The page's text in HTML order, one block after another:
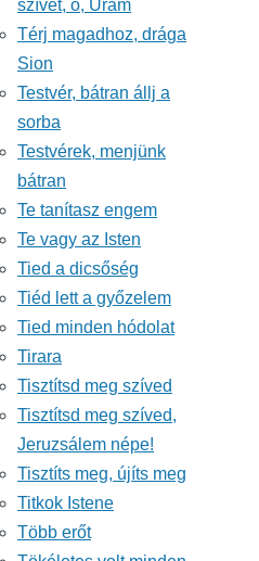
szívet, ó, Uram
Térj magadhoz, drága
Sion
Testvér, bátran állj a
sorba
Testvérek, menjünk
bátran
Te tanítasz engem
Te vagy az Isten
Tied a dicsőség
Tiéd lett a győzelem
Tied minden hódolat
Tirara
Tisztítsd meg szíved
Tisztítsd meg szíved,
Jeruzsálem népe!
Tisztíts meg, újíts meg
Titkok Istene
Több erőt